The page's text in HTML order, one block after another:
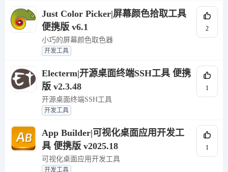
Just Color Picker|屏幕颜色拾取工具
便携版 v6.1
小巧的屏幕颜色取色器
开发工具
2
Electerm|开源桌面终端SSH工具 便携
版 v2.3.48
开源桌面终端SSH工具
开发工具
1
App Builder|可视化桌面应用开发工
具 便携版 v2025.18
可视化桌面应用开发工具
开发工具
1